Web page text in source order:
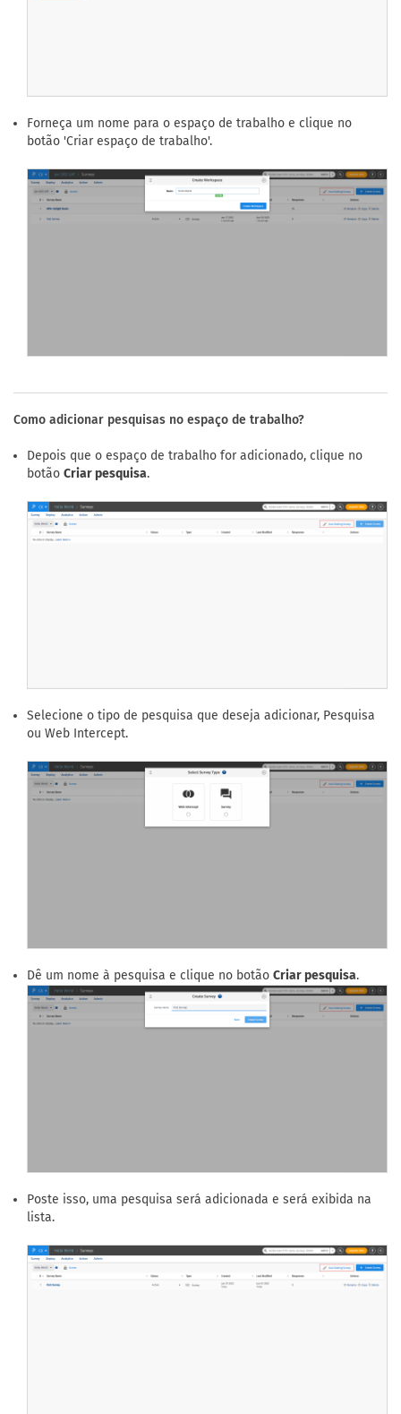
Forneça um nome para o espaço de trabalho e clique no
botão 'Criar espaço de trabalho'.
Como adicionar pesquisas no espaço de trabalho?
Depois que o espaço de trabalho for adicionado, clique no
botão Criar pesquisa.
Selecione o tipo de pesquisa que deseja adicionar, Pesquisa
ou Web Intercept.
Dê um nome à pesquisa e clique no botão Criar pesquisa.
Poste isso, uma pesquisa será adicionada e será exibida na
lista.